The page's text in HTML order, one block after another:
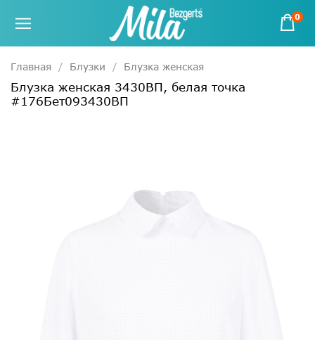
0
Главная Блузки Блузка женская
Блузка женская 3430ВП, белая точка
#176Бет093430ВП